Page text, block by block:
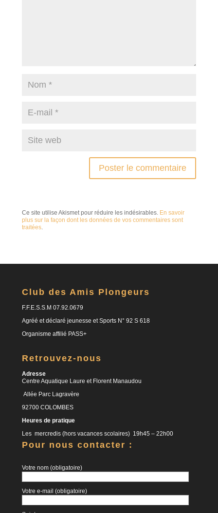
Ce site utilise Akismet pour réduire les indésirables. En savoir
plus sur la façon dont les données de vos commentaires sont
traitées.
Club des Amis Plongeurs
F.F.E.S.S.M 07.92.0679
Agréé et déclaré jeunesse et Sports N° 92 S 618
Organisme affilié PASS+
Retrouvez-nous
Adresse
Centre Aquatique Laure et Florent Manaudou
Allée Parc Lagravère
92700 COLOMBES
Heures de pratique
Les mercredis (hors vacances scolaires) 19h45 – 22h00
Pour nous contacter :
Votre nom (obligatoire)
Votre e-mail (obligatoire)